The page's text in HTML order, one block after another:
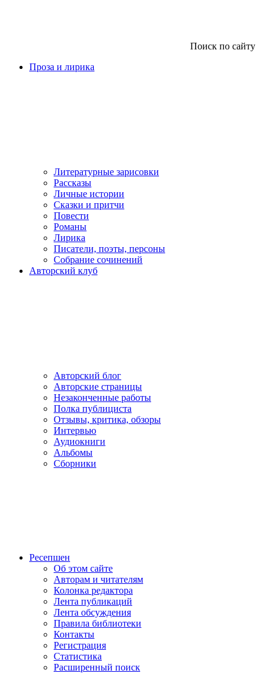
Поиск по сайту
Проза и лирика
Литературные зарисовки
Рассказы
Личные истории
Сказки и притчи
Повести
Романы
Лирика
Писатели, поэты, персоны
Собрание сочинений
Авторский клуб
Авторский блог
Авторские страницы
Незаконченные работы
Полка публициста
Отзывы, критика, обзоры
Интервью
Аудиокниги
Альбомы
Сборники
Ресепшен
Об этом сайте
Авторам и читателям
Колонка редактора
Лента публикаций
Лента обсуждения
Правила библиотеки
Контакты
Регистрация
Статистика
Расширенный поиск